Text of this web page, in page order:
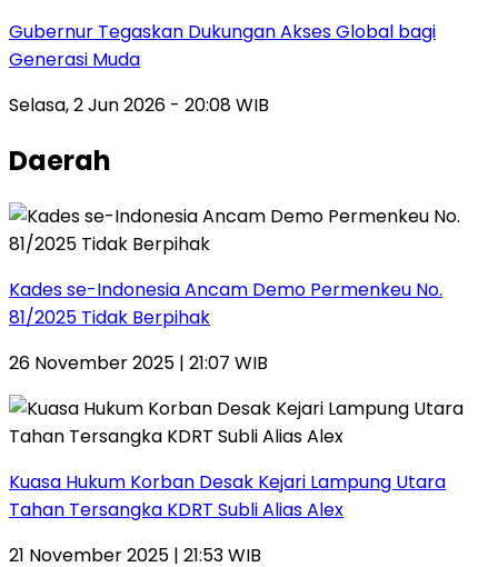
Gubernur Tegaskan Dukungan Akses Global bagi
Generasi Muda
Selasa, 2 Jun 2026 - 20:08 WIB
Daerah
Kades se-Indonesia Ancam Demo Permenkeu No.
81/2025 Tidak Berpihak
26 November 2025 | 21:07 WIB
Kuasa Hukum Korban Desak Kejari Lampung Utara
Tahan Tersangka KDRT Subli Alias Alex
21 November 2025 | 21:53 WIB